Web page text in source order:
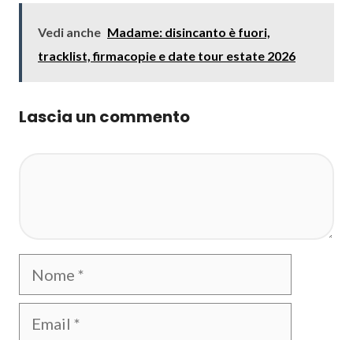
Vedi anche Madame: disincanto è fuori,
tracklist, firmacopie e date tour estate 2026
Lascia un commento
Nome
Email